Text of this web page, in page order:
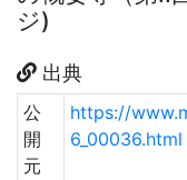
ジ)
出典
公
開
元
https://
6_00036.html